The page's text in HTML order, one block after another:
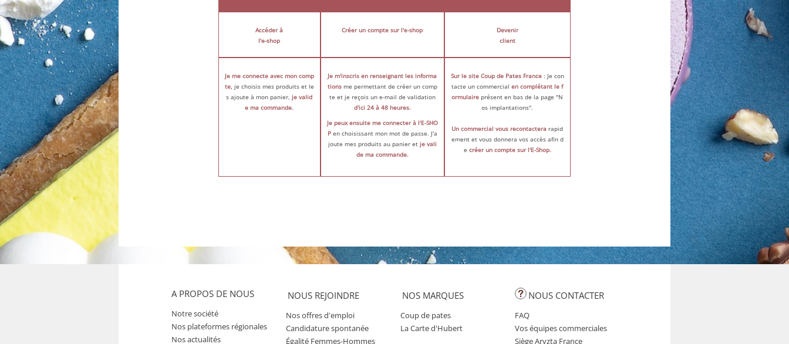
Accéder à
l'e-shop
Créer un compte sur l'e-shop
Devenir
client
Je me connecte avec mon comp
te, je choisis mes produits et le
s ajoute à mon panier,je valid
e ma commande.
Je m'inscris en renseignant les informa
tions me permettant de créer un comp
te et je reçois un e-mail de validation
d'ici 24 à 48 heures.
Je peux ensuite me connecter à l'E-SHO
Pen choisissant mon mot de passe. J'a
joute mes produits au panier et je vali
de ma commande.
Sur le site Coup de Pates France : Je con
tacte un commercialen complétant le f
ormulaire présent en bas de la page "N
os implantations".
Un commercial vous recontactera rapid
ement et vous donnera vos accès afin d
e créer un compte sur l'E-Shop.
A PROPOS DE NOUS
Notre société
Nos plateformes régionales
Nos actualités
NOUS REJOINDRE
Nos offres d'emploi
Candidature spontanée
Égalité Femmes-Hommes
NOS MARQUES
Coup de pates
La Carte d'Hubert
NOUS CONTACTER
FAQ
Vos équipes commerciales
Siège Aryzta France